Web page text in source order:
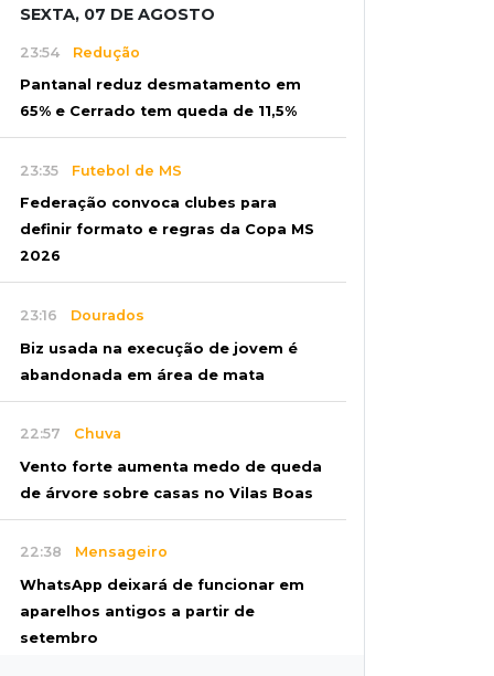
SEXTA, 07 DE AGOSTO
23:54 Redução
Pantanal reduz desmatamento em
65% e Cerrado tem queda de 11,5%
23:35 Futebol de MS
Federação convoca clubes para
definir formato e regras da Copa MS
2026
23:16 Dourados
Biz usada na execução de jovem é
abandonada em área de mata
22:57 Chuva
Vento forte aumenta medo de queda
de árvore sobre casas no Vilas Boas
22:38 Mensageiro
WhatsApp deixará de funcionar em
aparelhos antigos a partir de
setembro